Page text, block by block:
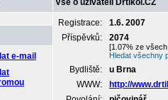
Vše o uživateli Drtikol.CZ
Registrace:
1.6. 2007
Příspěvků:
2074
[1.07% ze
Hledat všechny
Bydliště:
u Brna
WWW:
http://